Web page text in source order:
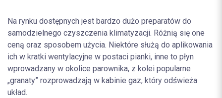
Na rynku dostępnych jest bardzo dużo preparatów do
samodzielnego czyszczenia klimatyzacji. Różnią się one
ceną oraz sposobem użycia. Niektóre służą do aplikowania
ich w kratki wentylacyjne w postaci pianki, inne to płyn
wprowadzany w okolice parownika, z kolei popularne
„granaty” rozprowadzają w kabinie gaz, który odświeża
układ.